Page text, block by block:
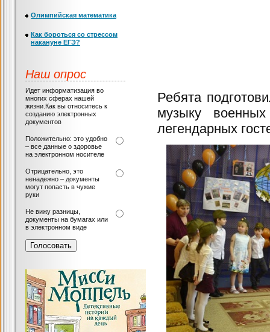
Ребята
музыку
легендарных
Олимпийская математика
Как бороться со стрессом
накануне ЕГЭ?
Наш опрос
Идет информатизация во
многих сферах нашей
жизни.Как вы относитесь к
созданию электронных
документов
Положительно: это удобно
– все данные о здоровье
на электронном носителе
Отрицательно, это
ненадежно – документы
могут попасть в чужие
руки
Не вижу разницы,
документы на бумагах или
в электронном виде